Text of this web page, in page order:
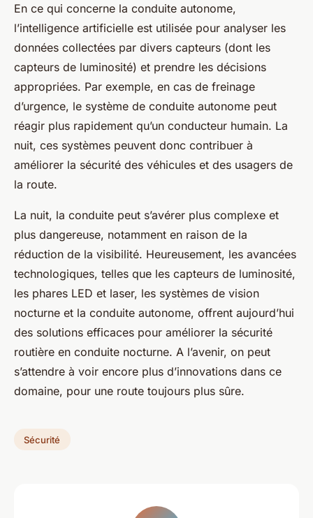
En ce qui concerne la conduite autonome,
l’intelligence artificielle est utilisée pour analyser les
données collectées par divers capteurs (dont les
capteurs de luminosité) et prendre les décisions
appropriées. Par exemple, en cas de freinage
d’urgence, le système de conduite autonome peut
réagir plus rapidement qu’un conducteur humain. La
nuit, ces systèmes peuvent donc contribuer à
améliorer la sécurité des véhicules et des usagers de
la route.
La nuit, la conduite peut s’avérer plus complexe et
plus dangereuse, notamment en raison de la
réduction de la visibilité. Heureusement, les avancées
technologiques, telles que les capteurs de luminosité,
les phares LED et laser, les systèmes de vision
nocturne et la conduite autonome, offrent aujourd’hui
des solutions efficaces pour améliorer la sécurité
routière en conduite nocturne. A l’avenir, on peut
s’attendre à voir encore plus d’innovations dans ce
domaine, pour une route toujours plus sûre.
Sécurité